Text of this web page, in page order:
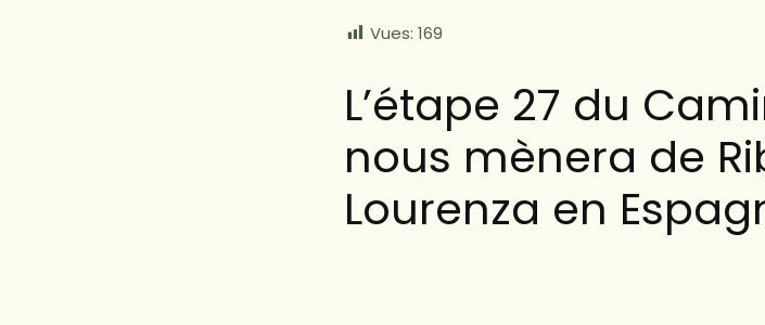
Vues: 169
L’étape 27 du
nous mènera de
Lourenza en